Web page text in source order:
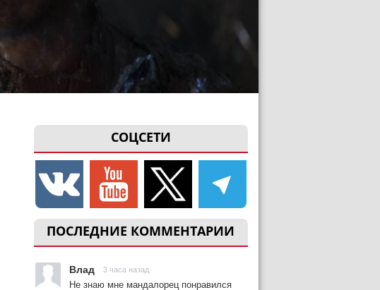
СОЦСЕТИ
ПОСЛЕДНИЕ КОММЕНТАРИИ
Влад 3 часа назад
Не знаю мне мандалорец понравился